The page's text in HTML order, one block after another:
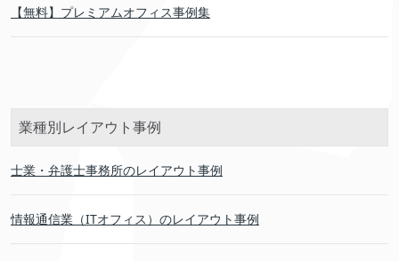
【無料】プレミアムオフィス事例集
業種別レイアウト事例
士業・弁護士事務所のレイアウト事例
情報通信業（ITオフィス）のレイアウト事例